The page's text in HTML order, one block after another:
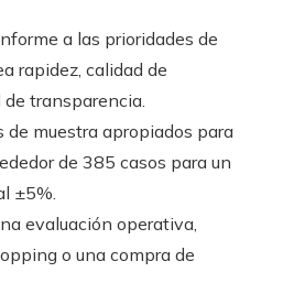
a las prioridades de
rapidez, calidad de
transparencia.
de muestra apropiados para
de 385 casos para un
±5%.
evaluación operativa,
o una compra de